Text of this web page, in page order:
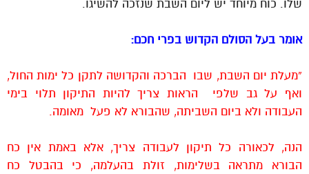
שלו. כוח מיוחד יש ליום השבת שנזכה להשיגו.
אומר בעל הסולם הקדוש בפרי חכם:
“מעלת יום השבת, שבו הברכה והקדושה לתקן כל ימות החול,
ואף על גב שלפי הראות צריך להיות התיקון תלוי בימי
העבודה ולא ביום השביתה, שהבורא לא פעל מאומה.
הנה, לכאורה כל תיקון לעבודה צריך, אלא באמת אין כח
הבורא מתראה בשלימות, זולת בהעלמה, כי בהבטל כח